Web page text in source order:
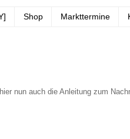
Shop Markttermine
nun auch die Anleitung zum